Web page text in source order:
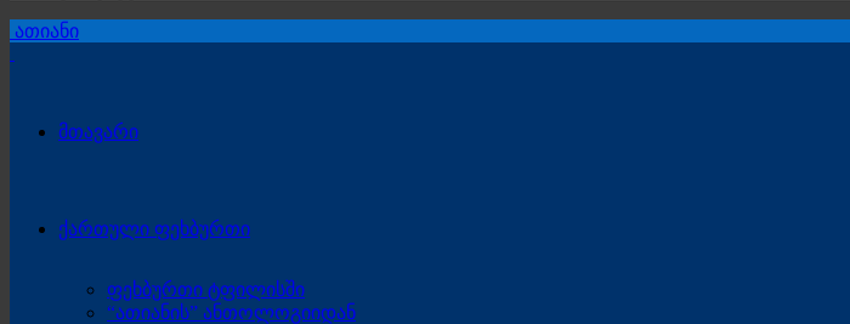
ათიანი
მთავარი
ქართული ფეხბურთი
ფეხბურთი ტფილისში
“ათიანის” ანთოლოგიიდან